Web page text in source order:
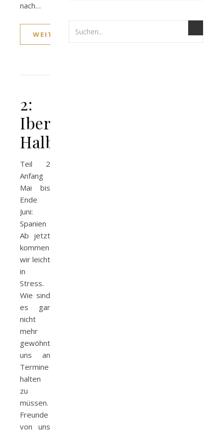
nach…
WEITERLESEN
2:
Iberische
Halbinsel
Teil 2
Anfang
Mai bis
Ende
Juni:
Spanien
Ab jetzt
kommen
wir leicht
in
Stress.
Wie sind
es gar
nicht
mehr
gewöhnt,
uns an
Termine
halten
zu
müssen.
Freunde
von uns